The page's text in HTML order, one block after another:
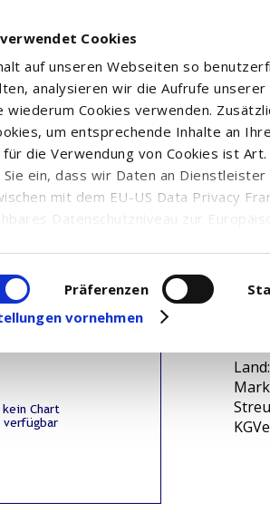
Cookies
auf unseren Webseiten so
analysieren wir die Aufrufe
wiederum Cookies verwenden.
um entsprechende Inhalte an
die Verwendung von Cookies ist Art.
Sie ein, dass wir Daten an
mit dem EU-US Data Privacy
Datenschutzniveau zur
Sie auf unserer Seite zum
jederzeit widerrufen oder anpassen.
Präferenzen
vornehmen
Land: